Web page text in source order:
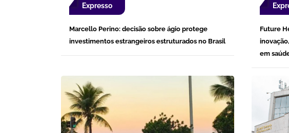
Expresso
Marcello Perino: decisão sobre ágio protege
investimentos estrangeiros estruturados no Brasil
Future
em